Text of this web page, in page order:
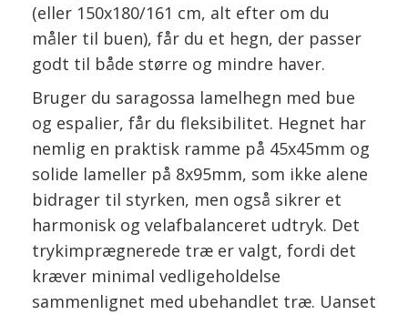
(eller 150x180/161 cm, alt efter om du
måler til buen), får du et hegn, der passer
godt til både større og mindre haver.
Bruger du saragossa lamelhegn med bue
og espalier, får du fleksibilitet. Hegnet har
nemlig en praktisk ramme på 45x45mm og
solide lameller på 8x95mm, som ikke alene
bidrager til styrken, men også sikrer et
harmonisk og velafbalanceret udtryk. Det
trykimprægnerede træ er valgt, fordi det
kræver minimal vedligeholdelse
sammenlignet med ubehandlet træ. Uanset